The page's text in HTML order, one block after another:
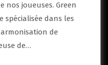
nos joueuses. Green
spécialisée dans les
de
de…